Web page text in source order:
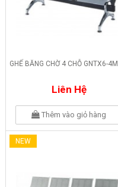
GHẾ BĂNG CHỜ 4 CHỖ GNTX6-4M
Liên Hệ
Thêm vào giỏ hàng
NEW